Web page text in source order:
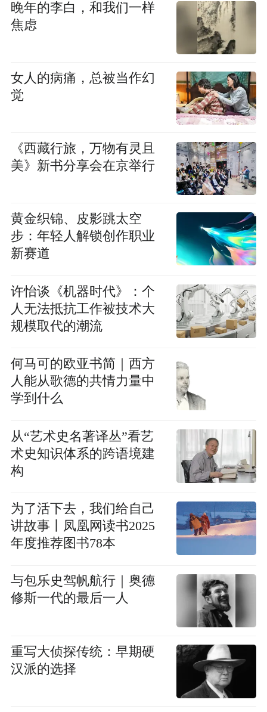
晚年的李白，和我们一样
焦虑
女人的病痛，总被当作幻
觉
《西藏行旅，万物有灵且
美》新书分享会在京举行
黄金织锦、皮影跳太空
步：年轻人解锁创作职业
新赛道
许怡谈《机器时代》：个
人无法抵抗工作被技术大
规模取代的潮流
何马可的欧亚书简｜西方
人能从歌德的共情力量中
学到什么
从“艺术史名著译丛”看艺
术史知识体系的跨语境建
构
为了活下去，我们给自己
讲故事丨凤凰网读书2025
年度推荐图书78本
与包乐史驾帆航行｜奥德
修斯一代的最后一人
重写大侦探传统：早期硬
汉派的选择